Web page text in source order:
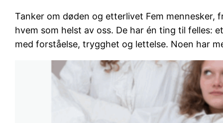
Tanker om døden og etterlivet Fem
hvem som helst av oss. De har én ting til felles:
med forståelse, trygghet og lettelse. Noen har